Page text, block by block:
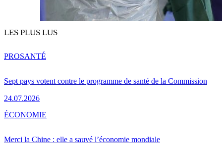
LES PLUS LUS
Sept pays votent contre le programme de santé de la Commission
24.07.2026
PROSANTÉ
Merci la Chine : elle a sauvé l’économie mondiale
ÉCONOMIE